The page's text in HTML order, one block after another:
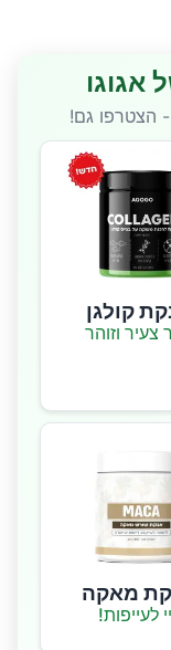
אגוגו
הצטרפו גם!
קולגן
צעיר וזוהר
מאקה
לעייפות!